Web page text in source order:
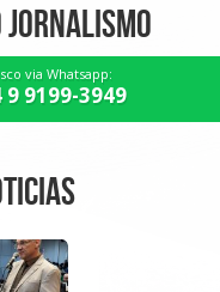
Jornalismo
via Whatsapp:
9 9199-3949